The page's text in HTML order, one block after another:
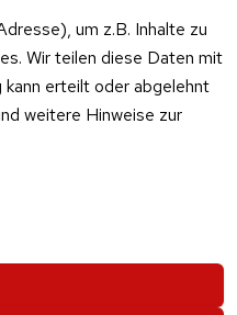
um z.B. Inhalte zu
Wir teilen diese Daten mit
erteilt oder abgelehnt
weitere Hinweise zur